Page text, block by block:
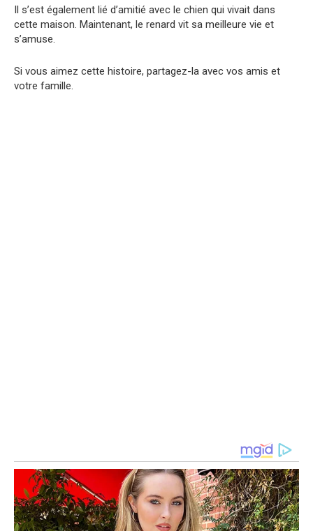
Il s’est également lié d’amitié avec le chien qui vivait dans
cette maison. Maintenant, le renard vit sa meilleure vie et
s’amuse.
Si vous aimez cette histoire, partagez-la avec vos amis et
votre famille.